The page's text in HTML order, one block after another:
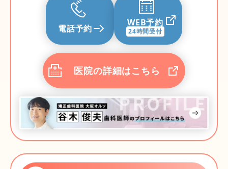
電話予約
WEB予約
24時間受付
医院の詳細はこちら